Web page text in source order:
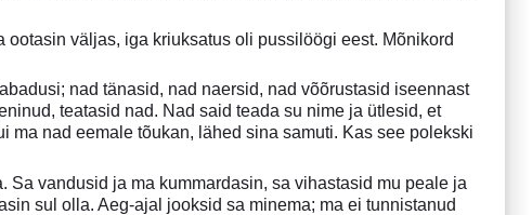
väljas, iga kriuksatus oli pussilöögi eest. Mõnikord
nad tänasid, nad naersid, nad võõrustasid iseennast
teatasid nad. Nad said teada su nime ja ütlesid, et
ma nad eemale tõukan, lähed sina samuti. Kas see polekski
vandusid ja ma kummardasin, sa vihastasid mu peale ja
sul olla. Aeg-ajal jooksid sa minema; ma ei tunnistanud